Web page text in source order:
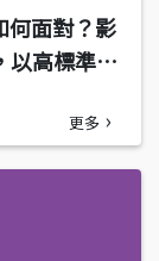
面對？影
以高標準自
更多